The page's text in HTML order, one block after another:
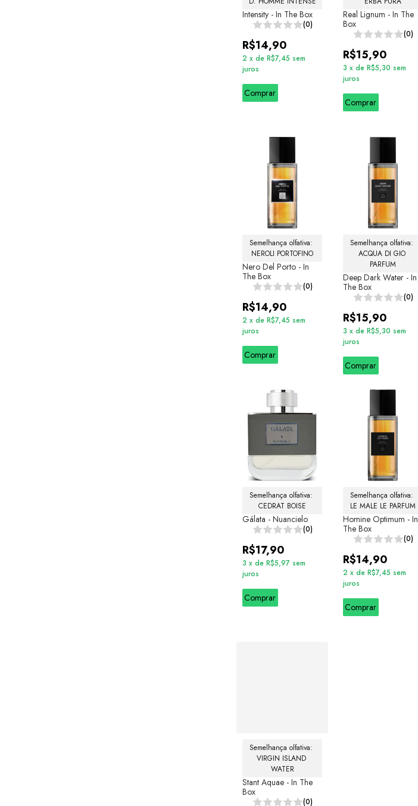
Intensity - In The Box
(0)
R$14,90
2 x de R$7,45 sem
juros
Comprar
Real Lignum - In The
Box
(0)
R$15,90
3 x de R$5,30 sem
juros
Comprar
Semelhança olfativa:
NEROLI PORTOFINO
Nero Del Porto - In
The Box
(0)
R$14,90
2 x de R$7,45 sem
juros
Comprar
Semelhança olfativa:
ACQUA DI GIO
PARFUM
Deep Dark Water - In
The Box
(0)
R$15,90
3 x de R$5,30 sem
juros
Comprar
Semelhança olfativa:
CEDRAT BOISE
Gálata - Nuancielo
(0)
R$17,90
3 x de R$5,97 sem
juros
Comprar
Semelhança olfativa:
LE MALE LE PARFUM
Homine Optimum - In
The Box
(0)
R$14,90
2 x de R$7,45 sem
juros
Comprar
Semelhança olfativa:
VIRGIN ISLAND
WATER
Stant Aquae - In The
Box
(0)